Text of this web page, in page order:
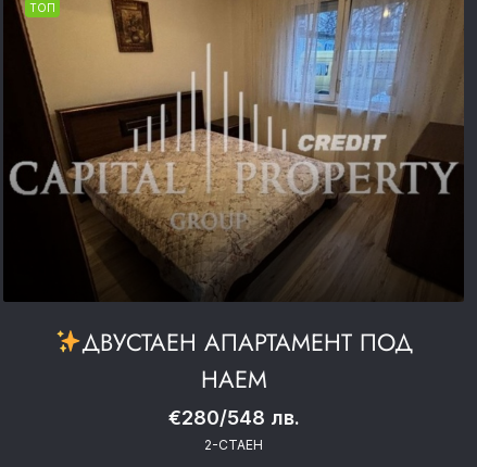
ТОП
ДВУСТАЕН АПАРТАМЕНТ ПОД
НАЕМ
€280/548 лв.
2-СТАЕН